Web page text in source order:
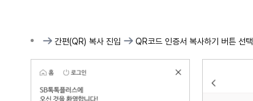
간편(QR) 복사 진입 QR코드 인증서 복사하기 버튼 선택